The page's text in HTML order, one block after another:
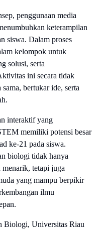
penggunaan media
keterampilan
siswa. Dalam proses
kelompok untuk
solusi, serta
ini secara tidak
bertukar ide, serta
interaktif yang
memiliki potensi besar
ke-21 pada siswa.
biologi tidak hanya
tetapi juga
yang mampu berpikir
ilmu
Biologi, Universitas Riau